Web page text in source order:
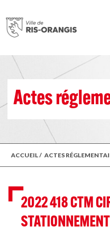
Actes
ACCUEIL/ ACTES
2022 418 CTM